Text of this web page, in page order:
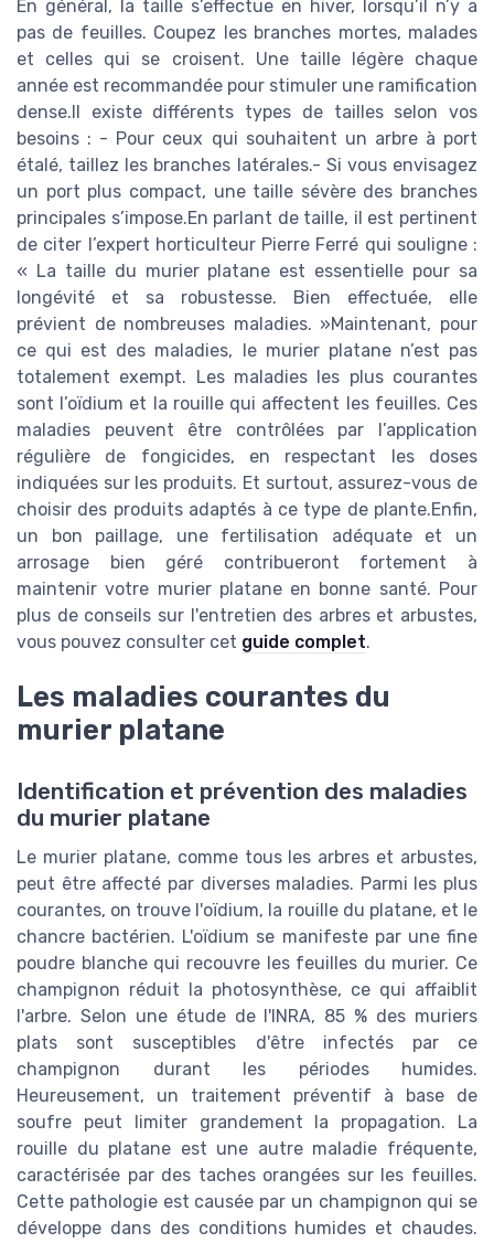
En général, la taille s’effectue en hiver, lorsqu’il n’y a
pas de feuilles. Coupez les branches mortes, malades
et celles qui se croisent. Une taille légère chaque
année est recommandée pour stimuler une ramification
dense.Il existe différents types de tailles selon vos
besoins : - Pour ceux qui souhaitent un arbre à port
étalé, taillez les branches latérales.- Si vous envisagez
un port plus compact, une taille sévère des branches
principales s’impose.En parlant de taille, il est pertinent
de citer l’expert horticulteur Pierre Ferré qui souligne :
« La taille du murier platane est essentielle pour sa
longévité et sa robustesse. Bien effectuée, elle
prévient de nombreuses maladies. »Maintenant, pour
ce qui est des maladies, le murier platane n’est pas
totalement exempt. Les maladies les plus courantes
sont l’oïdium et la rouille qui affectent les feuilles. Ces
maladies peuvent être contrôlées par l’application
régulière de fongicides, en respectant les doses
indiquées sur les produits. Et surtout, assurez-vous de
choisir des produits adaptés à ce type de plante.Enfin,
un bon paillage, une fertilisation adéquate et un
arrosage bien géré contribueront fortement à
maintenir votre murier platane en bonne santé. Pour
plus de conseils sur l'entretien des arbres et arbustes,
vous pouvez consulter cet guide complet.
Les maladies courantes du
murier platane
Identification et prévention des maladies
du murier platane
Le murier platane, comme tous les arbres et arbustes,
peut être affecté par diverses maladies. Parmi les plus
courantes, on trouve l'oïdium, la rouille du platane, et le
chancre bactérien. L'oïdium se manifeste par une fine
poudre blanche qui recouvre les feuilles du murier. Ce
champignon réduit la photosynthèse, ce qui affaiblit
l'arbre. Selon une étude de l'INRA, 85 % des muriers
plats sont susceptibles d'être infectés par ce
champignon durant les périodes humides.
Heureusement, un traitement préventif à base de
soufre peut limiter grandement la propagation. La
rouille du platane est une autre maladie fréquente,
caractérisée par des taches orangées sur les feuilles.
Cette pathologie est causée par un champignon qui se
développe dans des conditions humides et chaudes.